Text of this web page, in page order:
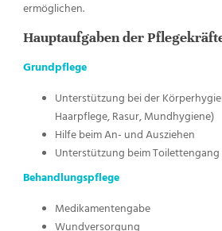
ermöglichen.
Hauptaufgaben der
Grundpflege
Unterstützung bei der
Haarpflege, Rasur, Mundhygiene)
Hilfe beim An- und Ausziehen
Unterstützung beim Toilettengang
Behandlungspflege
Medikamentengabe
Wundversorgung